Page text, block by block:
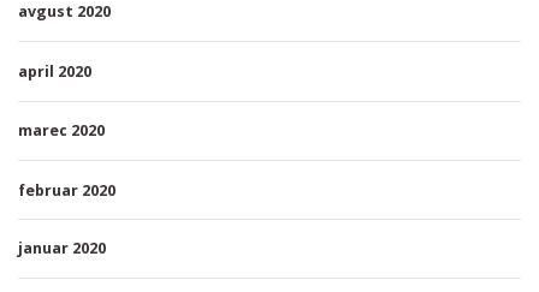
avgust 2020
april 2020
marec 2020
februar 2020
januar 2020